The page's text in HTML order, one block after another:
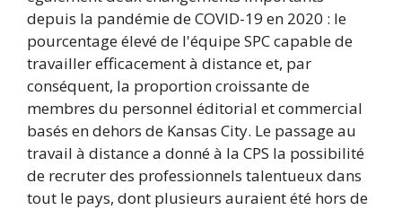
depuis la pandémie de COVID-19 en 2020 : le
pourcentage élevé de l'équipe SPC capable de
travailler efficacement à distance et, par
conséquent, la proportion croissante de
membres du personnel éditorial et commercial
basés en dehors de Kansas City. Le passage au
travail à distance a donné à la CPS la possibilité
de recruter des professionnels talentueux dans
tout le pays, dont plusieurs auraient été hors de